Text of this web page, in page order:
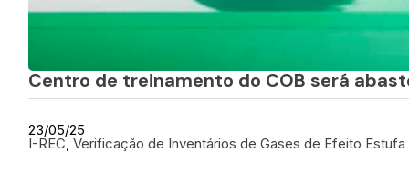
Centro de treinamento do COB será
23/05/25
I-REC, Verificação de Inventários de Gases de Efeito Estufa